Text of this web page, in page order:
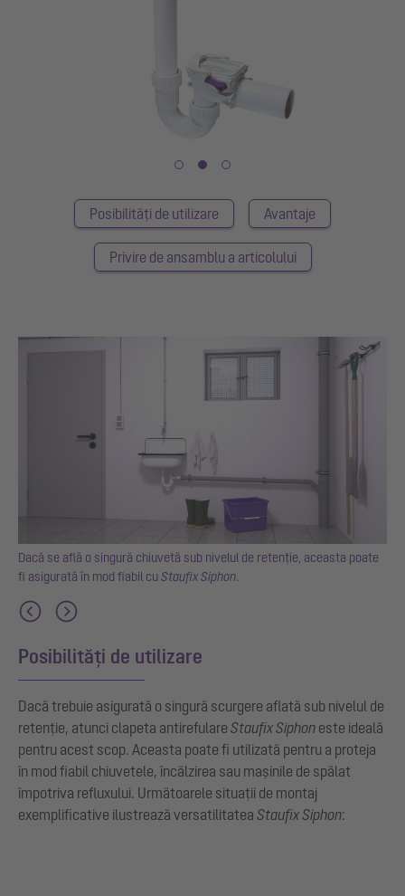
Posibilități de utilizare Avantaje
Privire de ansamblu a articolului
Dacă se află o singură chiuvetă sub nivelul de retenție, aceasta poate
fi asigurată în mod fiabil cuStaufix Siphon.
Posibilități de utilizare
Dacă trebuie asigurată o singură scurgere aflată sub nivelul de
retenție, atunci clapeta antirefulare Staufix Siphon este ideală
pentru acest scop. Aceasta poate fi utilizată pentru a proteja
în mod fiabil chiuvetele, încălzirea sau mașinile de spălat
împotriva refluxului. Următoarele situații de montaj
exemplificative ilustrează versatilitatea Staufix Siphon: